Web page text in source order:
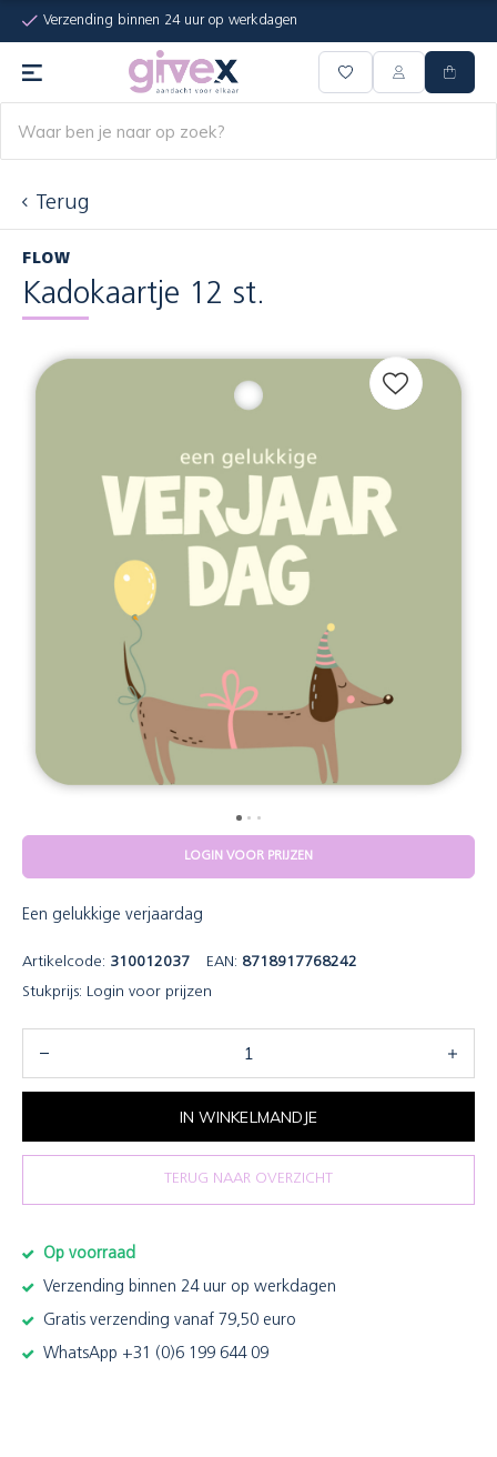
Verzending binnen 24 uur op werkdagen
Terug
FLOW
Kadokaartje 12 st.
LOGIN VOOR PRIJZEN
Een gelukkige verjaardag
Artikelcode: 310012037 EAN: 8718917768242
Stukprijs: Login voor prijzen
IN WINKELMANDJE
TERUG NAAR OVERZICHT
Op voorraad
Verzending binnen 24 uur op werkdagen
Gratis verzending vanaf 79,50 euro
WhatsApp +31 (0)6 199 644 09